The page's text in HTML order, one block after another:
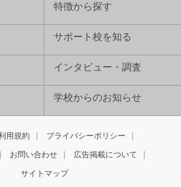
特徴から探す
サポート校を知る
インタビュー・調査
学校からのお知らせ
用規約 プライバシーポリシー
お問い合わせ 広告掲載について
サイトマップ